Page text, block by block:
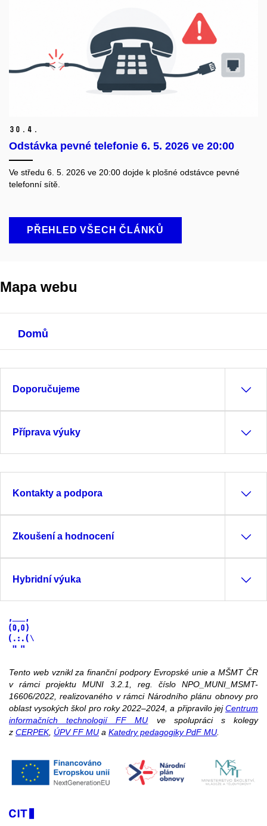
30. 4.
Odstávka pevné telefonie 6. 5. 2026 ve 20:00
Ve středu 6. 5. 2026 ve 20:00 dojde k plošné odstávce pevné
telefonní sítě.
PŘEHLED VŠECH ČLÁNKŮ
Mapa webu
Domů
Doporučujeme
Příprava výuky
Kontakty a podpora
Zkoušení a hodnocení
Hybridní výuka
Tento web vznikl za finanční podpory Evropské unie a MŠMT ČR
v rámci projektu MUNI 3.2.1, reg. číslo NPO_MUNI_MSMT-
16606/2022, realizovaného v rámci Národního plánu obnovy pro
oblast vysokých škol pro roky 2022–2024, a připravilo jejCentrum
informačních technologií FF MU ve spolupráci s kolegy
z CERPEK, ÚPV FF MU a Katedry pedagogiky PdF MU.